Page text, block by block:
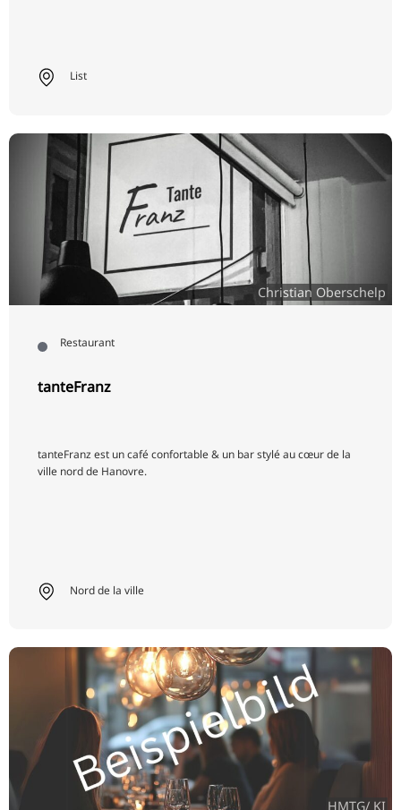
List
Christian Oberschelp
Restaurant
tanteFranz
tanteFranz est un café confortable & un bar stylé au cœur de la
ville nord de Hanovre.
Nord de la ville
HMTG/ KI